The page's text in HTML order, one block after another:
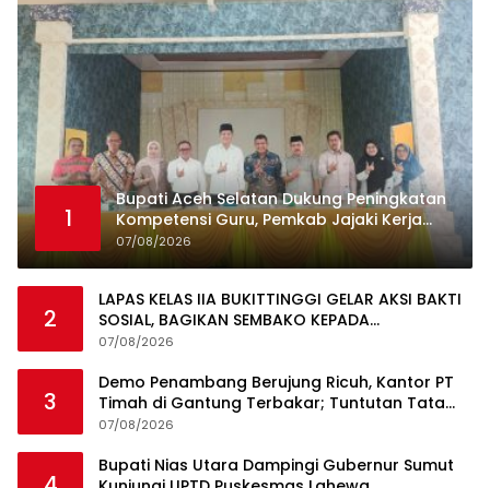
1
Bupati Aceh Selatan Dukung Peningkatan
Kompetensi Guru, Pemkab Jajaki Kerja
Sama dengan Pascasarjana USK
07/08/2026
2
LAPAS KELAS IIA BUKITTINGGI GELAR AKSI BAKTI
SOSIAL, BAGIKAN SEMBAKO KEPADA
MASYARAKAT SEKITAR
07/08/2026
3
Demo Penambang Berujung Ricuh, Kantor PT
Timah di Gantung Terbakar; Tuntutan Tata
Niaga Timah Jadi Sorotan
07/08/2026
Bupati Nias Utara Dampingi Gubernur Sumut